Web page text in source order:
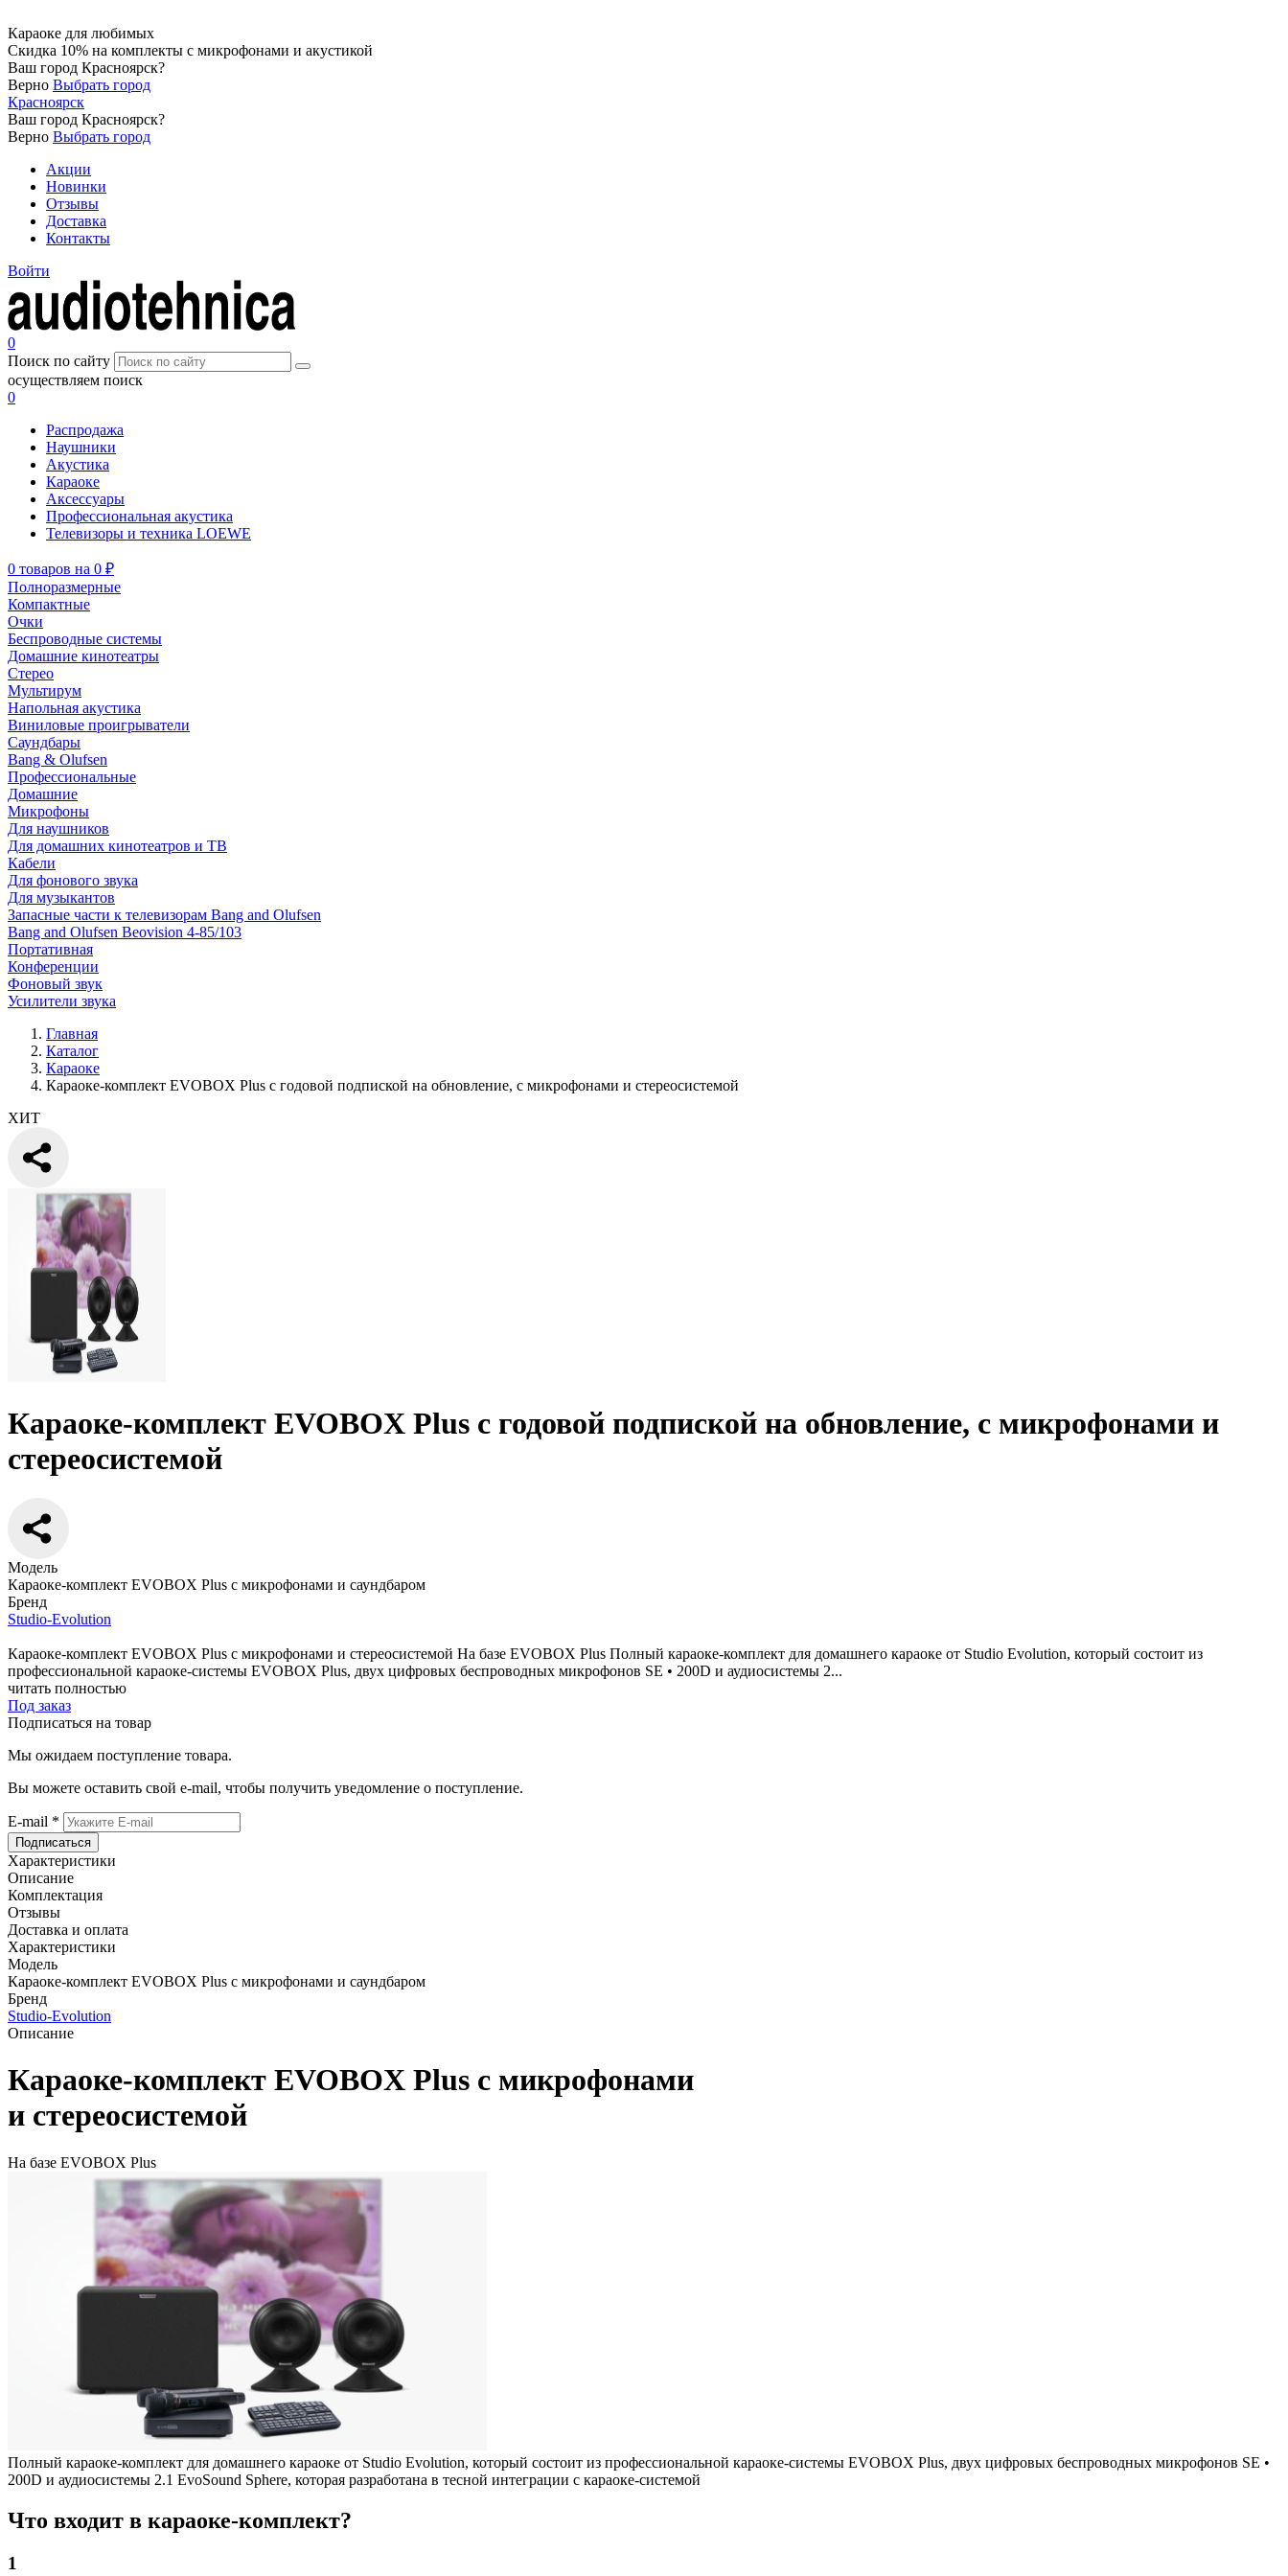
Караоке для любимых
Скидка 10% на комплекты с микрофонами и акустикой
Ваш город Красноярск?
Верно Выбрать город
Красноярск
Ваш город Красноярск?
Верно Выбрать город
Акции
Новинки
Отзывы
Доставка
Контакты
Войти
0
Поиск по сайту
осуществляем поиск
0
Распродажа
Наушники
Акустика
Караоке
Аксессуары
Профессиональная акустика
Телевизоры и техника LOEWE
0 товаров на 0 ₽
Полноразмерные
Компактные
Очки
Беспроводные системы
Домашние кинотеатры
Стерео
Мультирум
Напольная акустика
Виниловые проигрыватели
Саундбары
Bang & Olufsen
Профессиональные
Домашние
Микрофоны
Для наушников
Для домашних кинотеатров и ТВ
Кабели
Для фонового звука
Для музыкантов
Запасные части к телевизорам Bang and Olufsen
Bang and Olufsen Beovision 4-85/103
Портативная
Конференции
Фоновый звук
Усилители звука
Главная
Каталог
Караоке
Караоке-комплект EVOBOX Plus с годовой подпиской на обновление, с микрофонами и стереосистемой
ХИТ
Караоке-комплект EVOBOX Plus с годовой подпиской на обновление, с микрофонами и
стереосистемой
Модель
Караоке-комплект EVOBOX Plus с микрофонами и саундбаром
Бренд
Studio-Evolution
Караоке-комплект EVOBOX Plus с микрофонами и стереосистемой На базе EVOBOX Plus Полный караоке-комплект для домашнего караоке от Studio Evolution, который состоит из
профессиональной караоке-системы EVOBOX Plus, двух цифровых беспроводных микрофонов SE • 200D и аудиосистемы 2...
читать полностью
Под заказ
Подписаться на товар
Мы ожидаем поступление товара.
Вы можете оставить свой e-mail, чтобы получить уведомление о поступление.
E-mail *
Подписаться
Характеристики
Описание
Комплектация
Отзывы
Доставка и оплата
Характеристики
Модель
Караоке-комплект EVOBOX Plus с микрофонами и саундбаром
Бренд
Studio-Evolution
Описание
Караоке-комплект EVOBOX Plus с микрофонами
и стереосистемой
На базе EVOBOX Plus
Полный караоке-комплект для домашнего караоке от Studio Evolution, который состоит из профессиональной караоке-системы EVOBOX Plus, двух цифровых беспроводных микрофонов SE •
200D и аудиосистемы 2.1 EvoSound Sphere, которая разработана в тесной интеграции с караоке-системой
Что входит в караоке-комплект?
1